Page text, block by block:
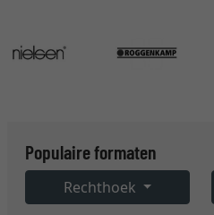
Populaire formaten
Rechthoek